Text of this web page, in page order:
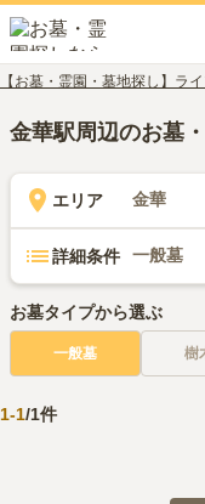
【お墓・霊園・墓地探し】ラ
金華駅周辺のお墓
エリア 金華
詳細条件 一般墓
お墓タイプから選ぶ
一般墓 樹
1-1/1件